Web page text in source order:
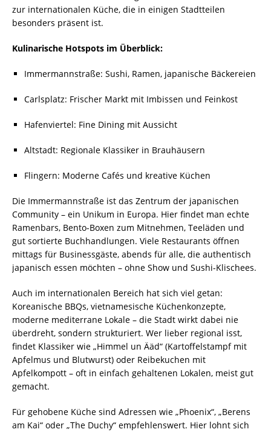
zur internationalen Küche, die in einigen Stadtteilen
besonders präsent ist.
Kulinarische Hotspots im Überblick:
Immermannstraße: Sushi, Ramen, japanische Bäckereien
Carlsplatz: Frischer Markt mit Imbissen und Feinkost
Hafenviertel: Fine Dining mit Aussicht
Altstadt: Regionale Klassiker in Brauhäusern
Flingern: Moderne Cafés und kreative Küchen
Die Immermannstraße ist das Zentrum der japanischen
Community – ein Unikum in Europa. Hier findet man echte
Ramenbars, Bento-Boxen zum Mitnehmen, Teeläden und
gut sortierte Buchhandlungen. Viele Restaurants öffnen
mittags für Businessgäste, abends für alle, die authentisch
japanisch essen möchten – ohne Show und Sushi-Klischees.
Auch im internationalen Bereich hat sich viel getan:
Koreanische BBQs, vietnamesische Küchenkonzepte,
moderne mediterrane Lokale – die Stadt wirkt dabei nie
überdreht, sondern strukturiert. Wer lieber regional isst,
findet Klassiker wie „Himmel un Ääd“ (Kartoffelstampf mit
Apfelmus und Blutwurst) oder Reibekuchen mit
Apfelkompott – oft in einfach gehaltenen Lokalen, meist gut
gemacht.
Für gehobene Küche sind Adressen wie „Phoenix“, „Berens
am Kai“ oder „The Duchy“ empfehlenswert. Hier lohnt sich